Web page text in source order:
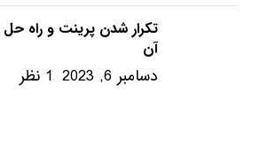
تکرار شدن پرینت و راه حل
آن
دسامبر 6, 2023 1 نظر